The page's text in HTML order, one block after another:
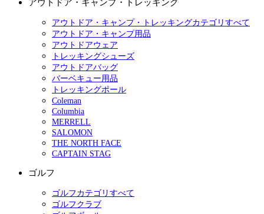
アウトドア・キャンプ・トレッキング
アウトドア・キャンプ・トレッキングカテゴリすべて
アウトドア・キャンプ用品
アウトドアウェア
トレッキングシューズ
アウトドアバッグ
バーベキュー用品
トレッキングポール
Coleman
Columbia
MERRELL
SALOMON
THE NORTH FACE
CAPTAIN STAG
ゴルフ
ゴルフカテゴリすべて
ゴルフクラブ